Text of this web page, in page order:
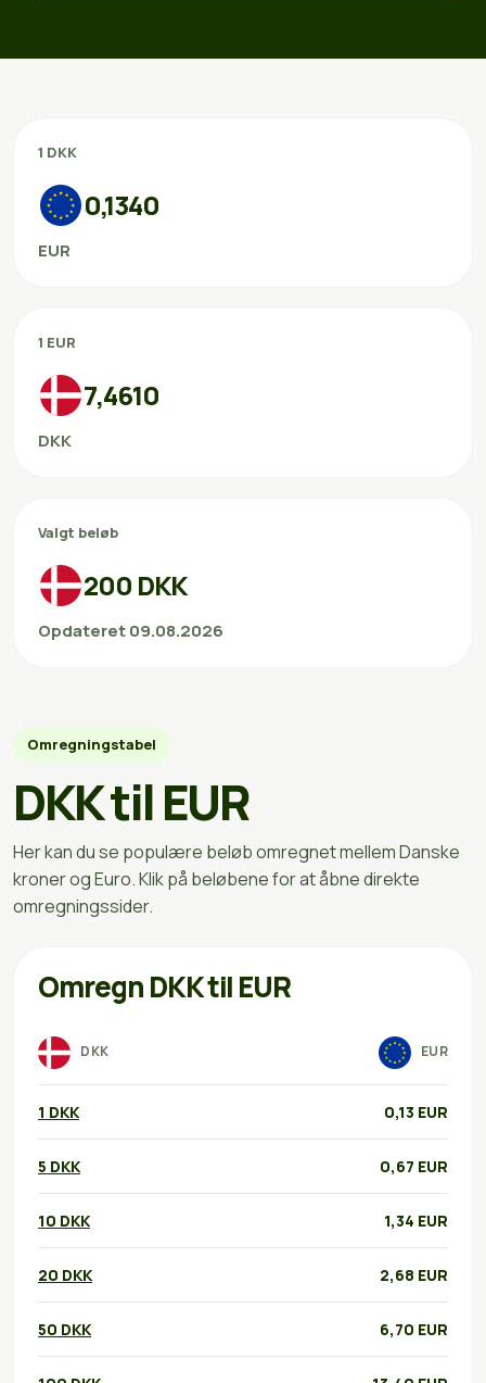
1 DKK
0,1340
EUR
1 EUR
7,4610
DKK
Valgt beløb
200 DKK
Opdateret 09.08.2026
Omregningstabel
DKK til EUR
Her kan du se populære beløb omregnet mellem Danske
kroner og Euro. Klik på beløbene for at åbne direkte
omregningssider.
Omregn DKK til EUR
DKK EUR
1 DKK 0,13 EUR
5 DKK 0,67 EUR
10 DKK 1,34 EUR
20 DKK 2,68 EUR
50 DKK 6,70 EUR